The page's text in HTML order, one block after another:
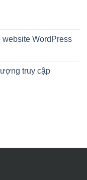
website WordPress
truy cập